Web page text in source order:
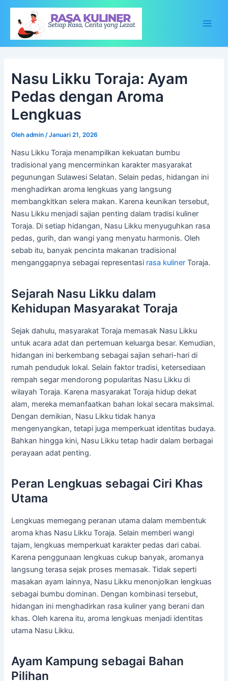
Lewati
konten
Nasu Likku Toraja: Ayam
Pedas dengan Aroma
Lengkuas
Olehadmin/Januari 21, 2026
Nasu Likku Toraja menampilkan kekuatan bumbu
tradisional yang mencerminkan karakter masyarakat
pegunungan Sulawesi Selatan. Selain pedas, hidangan ini
menghadirkan aroma lengkuas yang langsung
membangkitkan selera makan. Karena keunikan tersebut,
Nasu Likku menjadi sajian penting dalam tradisi kuliner
Toraja. Di setiap hidangan, Nasu Likku menyuguhkan rasa
pedas, gurih, dan wangi yang menyatu harmonis. Oleh
sebab itu, banyak pencinta makanan tradisional
menganggapnya sebagai representasi rasa kuliner Toraja.
Sejarah Nasu Likku dalam
Kehidupan Masyarakat Toraja
Sejak dahulu, masyarakat Toraja memasak Nasu Likku
untuk acara adat dan pertemuan keluarga besar. Kemudian,
hidangan ini berkembang sebagai sajian sehari-hari di
rumah penduduk lokal. Selain faktor tradisi, ketersediaan
rempah segar mendorong popularitas Nasu Likku di
wilayah Toraja. Karena masyarakat Toraja hidup dekat
alam, mereka memanfaatkan bahan lokal secara maksimal.
Dengan demikian, Nasu Likku tidak hanya
mengenyangkan, tetapi juga memperkuat identitas budaya.
Bahkan hingga kini, Nasu Likku tetap hadir dalam berbagai
perayaan adat penting.
Peran Lengkuas sebagai Ciri Khas
Utama
Lengkuas memegang peranan utama dalam membentuk
aroma khas Nasu Likku Toraja. Selain memberi wangi
tajam, lengkuas memperkuat karakter pedas dari cabai.
Karena penggunaan lengkuas cukup banyak, aromanya
langsung terasa sejak proses memasak. Tidak seperti
masakan ayam lainnya, Nasu Likku menonjolkan lengkuas
sebagai bumbu dominan. Dengan kombinasi tersebut,
hidangan ini menghadirkan rasa kuliner yang berani dan
khas. Oleh karena itu, aroma lengkuas menjadi identitas
utama Nasu Likku.
Ayam Kampung sebagai Bahan
Pilihan